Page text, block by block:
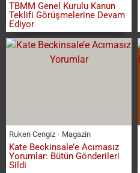
TBMM Genel Kurulu Kanun
Teklifi Görüşmelerine Devam
Ediyor
Ruken Cengiz Magazin
Kate Beckinsale’e Acımasız
Yorumlar: Bütün Gönderileri
Sildi